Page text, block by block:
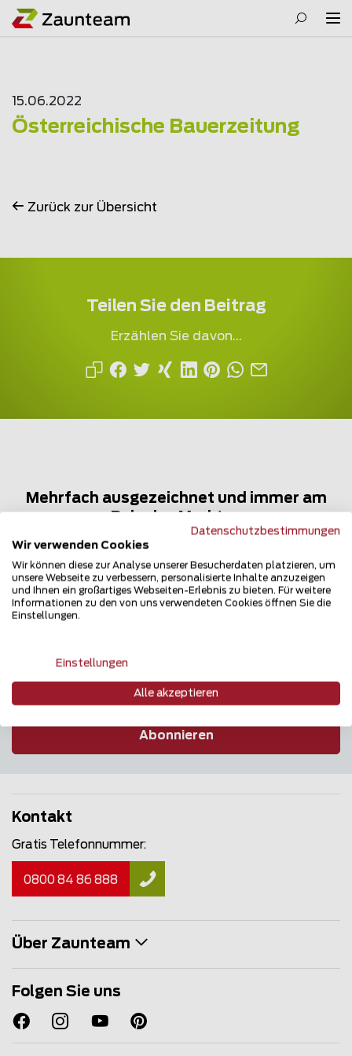
15.06.2022
Österreichische Bauerzeitung
Zurück zur Übersicht
Teilen Sie den Beitrag
Erzählen Sie davon...
Mehrfach ausgezeichnet und immer am
Abonnieren
Kontakt
Gratis Telefonnummer:
0800 84 86 888
Über Zaunteam
Folgen Sie uns
Datenschutzbestimmungen
Wir verwenden Cookies
Wir können diese zur Analyse unserer Besucherdaten platzieren, um
unsere Webseite zu verbessern, personalisierte Inhalte anzuzeigen
und Ihnen ein großartiges Webseiten-Erlebnis zu bieten. Für weitere
Informationen zu den von uns verwendeten Cookies öffnen Sie die
Einstellungen.
Einstellungen
Alle akzeptieren